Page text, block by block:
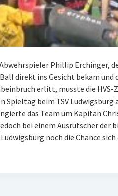
Phillip Erchinger,
direkt ins Gesicht bekam und
erlitt, musste die HVS-
Spieltag beim TSV Ludwigsburg
das Team um Kapitän
bei einem Ausrutscher der
noch die Chance sich